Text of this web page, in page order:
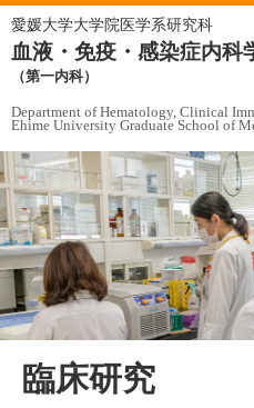
愛媛大学大学院医学系研究科
血液・免疫・感染症内科
（第一内科）
Department of Hematology, Clinical
Ehime University Graduate School of
臨床研究